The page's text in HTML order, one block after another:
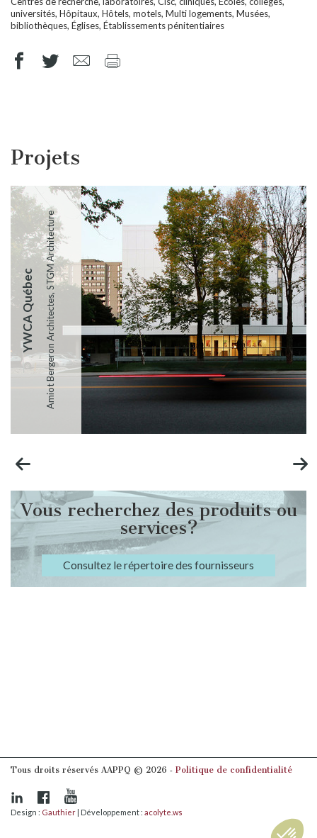
universités, Hôpitaux, Hôtels, motels, Multi logements, Musées,
bibliothèques, Églises, Établissements pénitentiaires
Projets
YWCA QuébecAmiot Bergeron Architectes, STGM Architecture
Vous recherchez des produits ou
services?
Consultez le répertoire des fournisseurs
Tous droits réservés AAPPQ © 2026 ‐ Politique de confidentialité
Design : Gauthier | Développement : acolyte.ws